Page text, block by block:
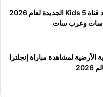
بيانات استقبال تردد قناة 5 Kids الجديدة لعام 2026
سات وعرب سات
الأرضية لمشاهدة مباراة إنجلترا